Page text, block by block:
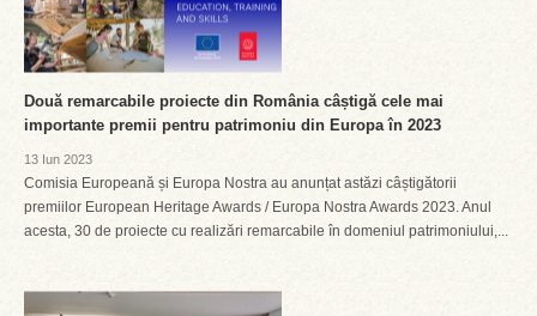
Două remarcabile proiecte din România câștigă cele mai
importante premii pentru patrimoniu din Europa în 2023
13 Iun 2023
Comisia Europeană și Europa Nostra au anunțat astăzi câștigătorii
premiilor European Heritage Awards / Europa Nostra Awards 2023. Anul
acesta, 30 de proiecte cu realizări remarcabile în domeniul patrimoniului,...